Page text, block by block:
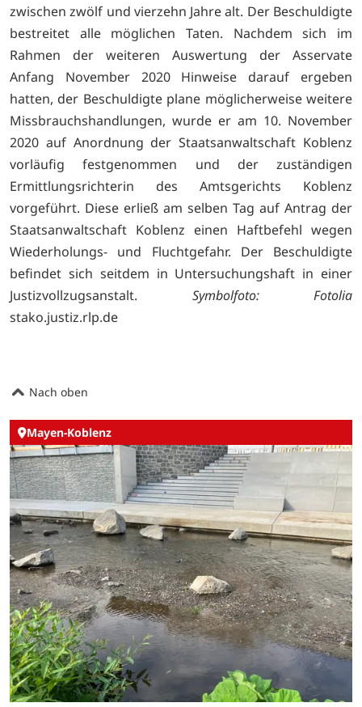
zwischen zwölf und vierzehn Jahre alt. Der Beschuldigte
bestreitet alle möglichen Taten. Nachdem sich im
Rahmen der weiteren Auswertung der Asservate
Anfang November 2020 Hinweise darauf ergeben
hatten, der Beschuldigte plane möglicherweise weitere
Missbrauchshandlungen, wurde er am 10. November
2020 auf Anordnung der Staatsanwaltschaft Koblenz
vorläufig festgenommen und der zuständigen
Ermittlungsrichterin des Amtsgerichts Koblenz
vorgeführt. Diese erließ am selben Tag auf Antrag der
Staatsanwaltschaft Koblenz einen Haftbefehl wegen
Wiederholungs- und Fluchtgefahr. Der Beschuldigte
befindet sich seitdem in Untersuchungshaft in einer
Justizvollzugsanstalt. Symbolfoto: Fotolia
stako.justiz.rlp.de
Nach oben
Mayen-Koblenz